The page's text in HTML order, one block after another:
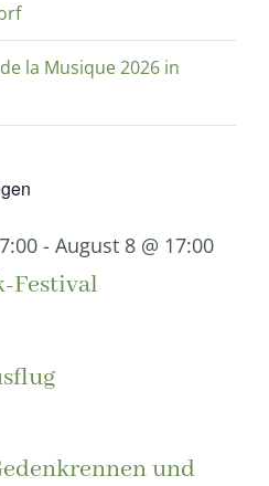
la Musique 2026 in
- August 8 @ 17:00
Festival
und